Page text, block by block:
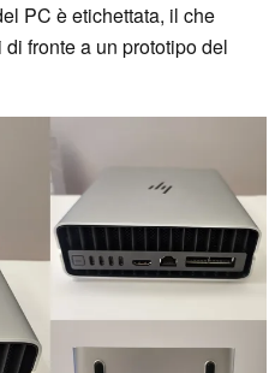
PC è etichettata, il che
fronte a un prototipo del